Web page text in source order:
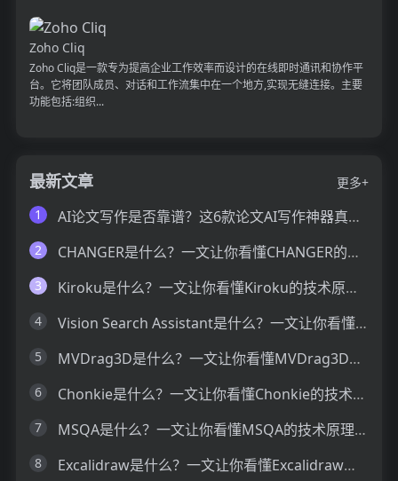
Zoho Cliq
Zoho Cliq是一款专为提高企业工作效率而设计的在线即时通讯和协作平
台。它将团队成员、对话和工作流集中在一个地方,实现无缝连接。主要
功能包括:组织...
最新文章
更多+
1
AI论文写作是否靠谱？这6款论文AI写作神器真的可以让你效率翻倍
2 CHANGER是什么？一文让你看懂CHANGER的技术原理、主要功能、应用场景
3 Kiroku是什么？一文让你看懂Kiroku的技术原理、主要功能、应用场景
4 Vision Search Assistant是什么？一文让你看懂Vision Search Assistant的技术原理、主要功能、应用场景
5 MVDrag3D是什么？一文让你看懂MVDrag3D的技术原理、主要功能、应用场景
6 Chonkie是什么？一文让你看懂Chonkie的技术原理、主要功能、应用场景
7 MSQA是什么？一文让你看懂MSQA的技术原理、主要功能、应用场景
8 Excalidraw是什么？一文让你看懂Excalidraw的技术原理、主要功能、应用场景